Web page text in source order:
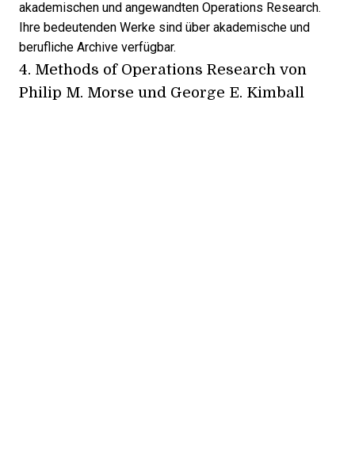
akademischen und angewandten Operations Research.
Ihre bedeutenden Werke sind über akademische und
berufliche Archive verfügbar.
4. Methods of Operations Research von
Philip M. Morse und George E. Kimball